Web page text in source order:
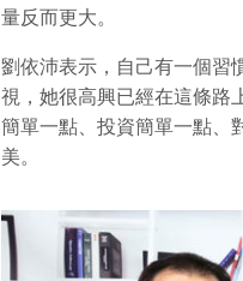
量反而更大。
劉依沛表示，自己有一個習
視，她很高興已經在這條路
簡單一點、投資簡單一點、
美。